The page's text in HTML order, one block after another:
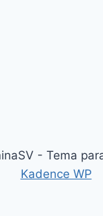
- Tema
Kadence WP